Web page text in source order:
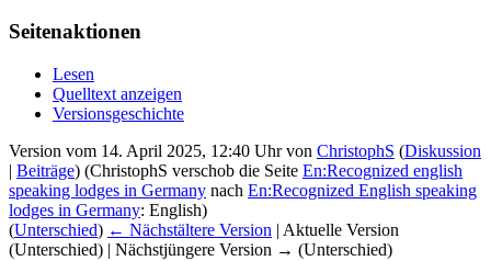
Seitenaktionen
Lesen
Quelltext anzeigen
Versionsgeschichte
Version vom 14. April 2025, 12:40 Uhr von ChristophS (Diskussion
| Beiträge) (ChristophS verschob die Seite En:Recognized english
speaking lodges in Germany nach En:Recognized English speaking
lodges in Germany: English)
(Unterschied) ← Nächstältere Version | Aktuelle Version
(Unterschied) | Nächstjüngere Version → (Unterschied)